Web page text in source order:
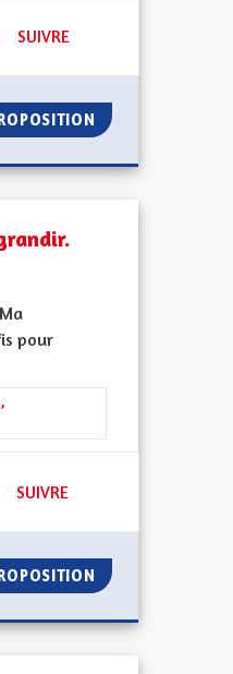
50 ABONNÉS
SUIVRE
LE HANDICAP
pour
énergétiques,
52 ABONNÉS
SUIVRE
LE REPLI SUR